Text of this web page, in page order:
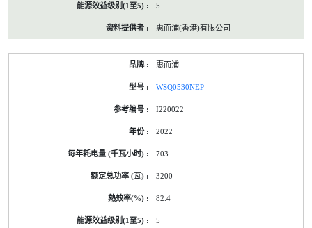
5
惠而浦(香港)有限公司
惠而浦
WSQ0530NEP
I220022
2022
703
3200
82.4
5